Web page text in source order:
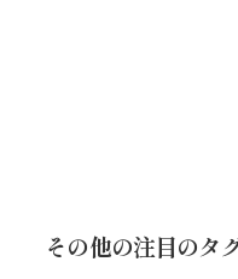
その他の注目のタ